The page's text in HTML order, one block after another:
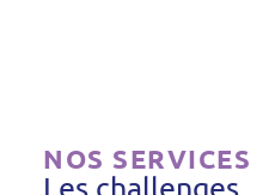
NOS SERVICES
Les challenges